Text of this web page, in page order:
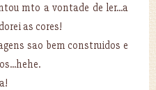
mto a vontade de ler...a
as cores!
sao bem construidos e